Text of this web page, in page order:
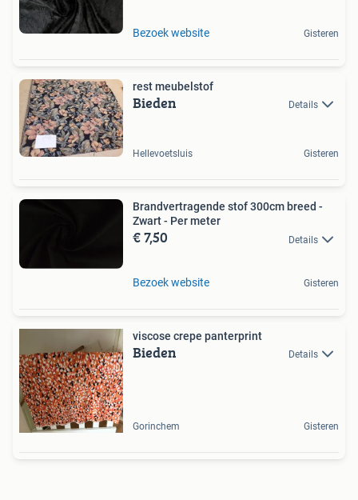
Bezoek website Gisteren
rest meubelstof
Bieden Details
Hellevoetsluis Gisteren
Brandvertragende stof 300cm breed -
Zwart - Per meter
€ 7,50 Details
Bezoek website Gisteren
viscose crepe panterprint
Bieden Details
Gorinchem Gisteren